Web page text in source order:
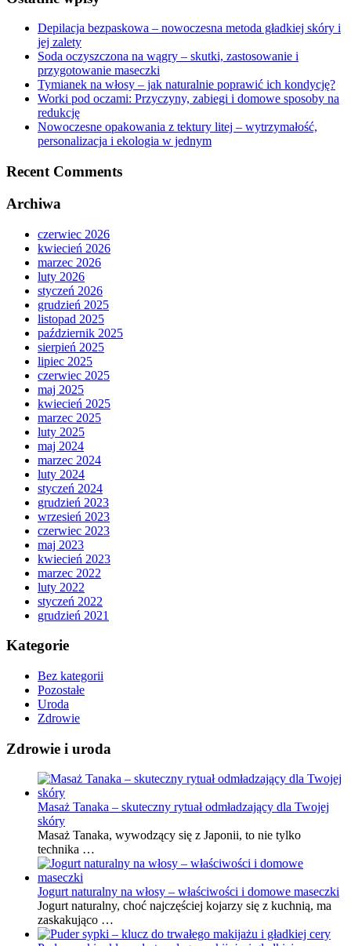
Depilacja bezpaskowa – nowoczesna metoda gładkiej skóry i
jej zalety
Soda oczyszczona na wągry – skutki, zastosowanie i
przygotowanie maseczki
Tymianek na włosy – jak naturalnie poprawić ich kondycję?
Worki pod oczami: Przyczyny, zabiegi i domowe sposoby na
redukcję
Nowoczesne opakowania z tektury litej – wytrzymałość,
personalizacja i ekologia w jednym
Recent Comments
Archiwa
czerwiec 2026
kwiecień 2026
marzec 2026
luty 2026
styczeń 2026
grudzień 2025
listopad 2025
październik 2025
sierpień 2025
lipiec 2025
czerwiec 2025
maj 2025
kwiecień 2025
marzec 2025
luty 2025
maj 2024
marzec 2024
luty 2024
styczeń 2024
grudzień 2023
wrzesień 2023
czerwiec 2023
maj 2023
kwiecień 2023
marzec 2022
luty 2022
styczeń 2022
grudzień 2021
Kategorie
Bez kategorii
Pozostałe
Uroda
Zdrowie
Zdrowie i uroda
Masaż Tanaka – skuteczny rytuał odmładzający dla Twojej
skóry
Masaż Tanaka, wywodzący się z Japonii, to nie tylko
technika …
Jogurt naturalny na włosy – właściwości i domowe maseczki
Jogurt naturalny, choć najczęściej kojarzy się z kuchnią, ma
zaskakująco …